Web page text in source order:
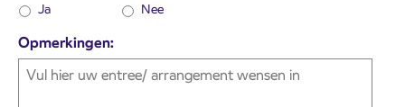
Ja Nee
Opmerkingen: